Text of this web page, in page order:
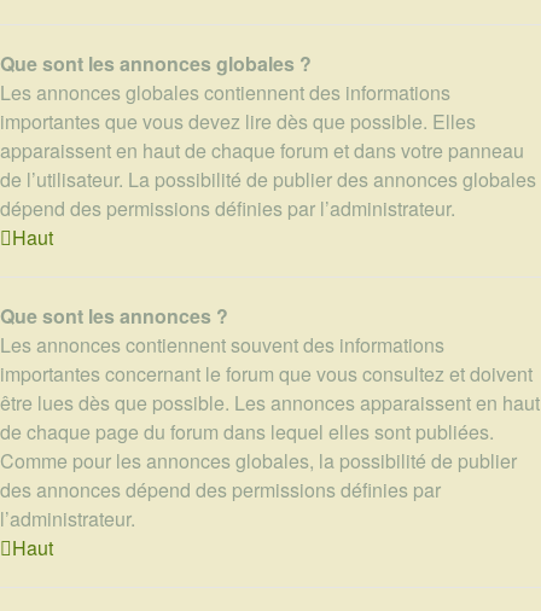
Que sont les annonces globales ?
Les annonces globales contiennent des informations
importantes que vous devez lire dès que possible. Elles
apparaissent en haut de chaque forum et dans votre panneau
de l’utilisateur. La possibilité de publier des annonces globales
dépend des permissions définies par l’administrateur.
Haut
Que sont les annonces ?
Les annonces contiennent souvent des informations
importantes concernant le forum que vous consultez et doivent
être lues dès que possible. Les annonces apparaissent en haut
de chaque page du forum dans lequel elles sont publiées.
Comme pour les annonces globales, la possibilité de publier
des annonces dépend des permissions définies par
l’administrateur.
Haut